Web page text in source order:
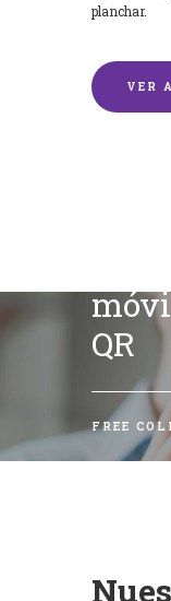
planchar.
VER
QR
FREE